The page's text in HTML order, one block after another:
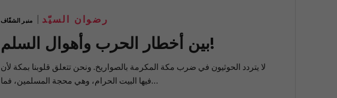
منبر الشفّاف رضوان السيّد
بين أخطار الحرب وأهوال السلم!
لا يتردد الحوثيون في ضرب مكة المكرمة بالصواريخ. ونحن تتعلق قلوبنا بمكة لأن
فيها البيت الحرام، وهي محجة المسلمين، فما…